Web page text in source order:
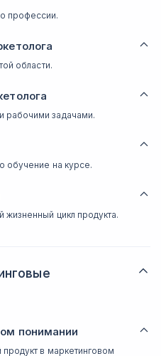
профессии.
области.
рабочими задачами.
обучение на курсе.
жизненный цикл продукта.
понимании
в маркетинговом